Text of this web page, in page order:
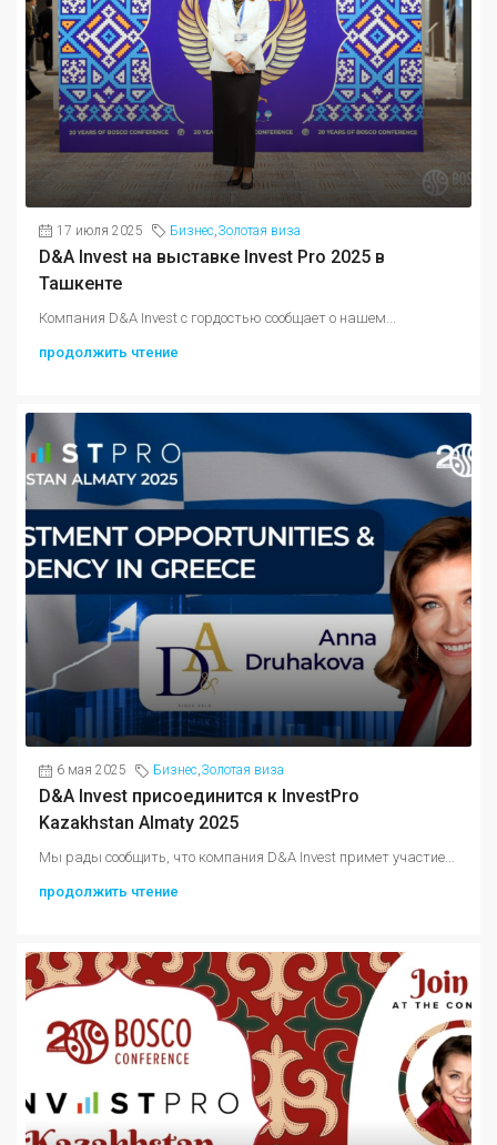
17 июля 2025 Бизнес Золотая виза
D&A Invest на выставке Invest Pro 2025 в
Ташкенте
Компания D&A Invest с гордостью сообщает о нашем...
продолжить чтение
6 мая 2025 Бизнес,Золотая виза
D&A Invest присоединится к InvestPro
Kazakhstan Almaty 2025
Мы рады сообщить, что компания D&A Invest примет участие...
продолжить чтение